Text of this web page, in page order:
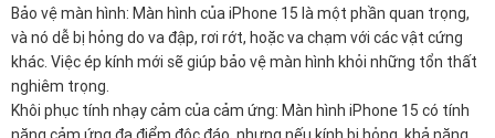
Bảo vệ màn hình: Màn hình của iPhone 15 là một phần quan trọng,
và nó dễ bị hỏng do va đập, rơi rớt, hoặc va chạm với các vật cứng
khác. Việc ép kính mới sẽ giúp bảo vệ màn hình khỏi những tổn thất
nghiêm trọng.
Khôi phục tính nhạy cảm của cảm ứng: Màn hình iPhone 15 có tính